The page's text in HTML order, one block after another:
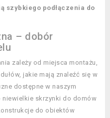
szybkiego podłączenia do
– dobór
zależy od miejsca montażu,
jakie mają znaleźć się w
dostępne w naszym
niewielkie skrzynki do domów
do obiektów